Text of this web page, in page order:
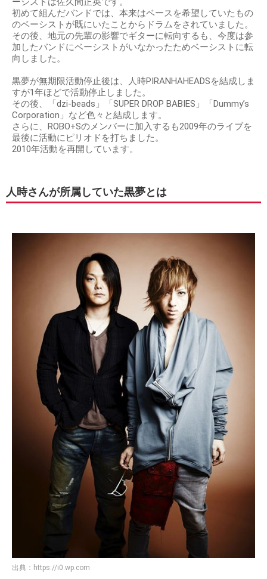
初めて組んだバンドでは、本来はベースを希望していたもの
のベーシストが既にいたことからドラムをされていました。
その後、地元の先輩の影響でギターに転向するも、今度は参
加したバンドにベーシストがいなかったためベーシストに転
向しました。
黒夢が無期限活動停止後は、人時PIRANHAHEADSを結成しま
すが1年ほどで活動停止しました。
その後、「dzi-beads」「SUPER DROP BABIES」「Dummy’s
Corporation」など色々と結成します。
さらに、ROBO+Sのメンバーに加入するも2009年のライブを
最後に活動にピリオドを打ちました。
2010年活動を再開しています。
人時さんが所属していた黒夢とは
出典： https://i0.wp.com